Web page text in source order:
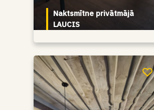
Naktsmītne privātmājā
LAUCIS